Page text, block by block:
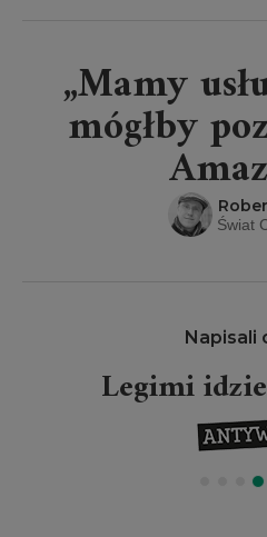
„Mamy
mógłby
Świat
Napisali
Legimi